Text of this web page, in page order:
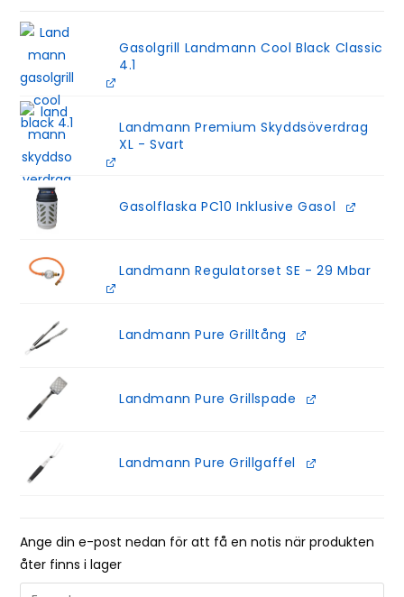
Gasolgrill Landmann Cool Black Classic
4.1
Landmann Premium Skyddsöverdrag
XL - Svart
Gasolflaska PC10 Inklusive Gasol
Landmann Regulatorset SE - 29 Mbar
Landmann Pure Grilltång
Landmann Pure Grillspade
Landmann Pure Grillgaffel
Ange din e-post nedan för att få en notis när produkten
åter finns i lager